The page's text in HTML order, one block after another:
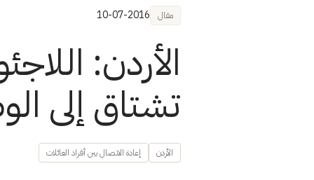
مقال 10-07-2016
الأردن:
تشتاق إلى
الأردن إعادة الاتصال بين أفراد العائلات